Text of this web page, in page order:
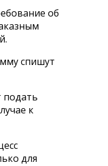
об
спишут
подать
к
для